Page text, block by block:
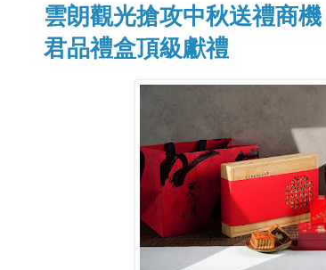
雲朗觀光搶攻中秋送禮商
君品禮盒頂級獻禮